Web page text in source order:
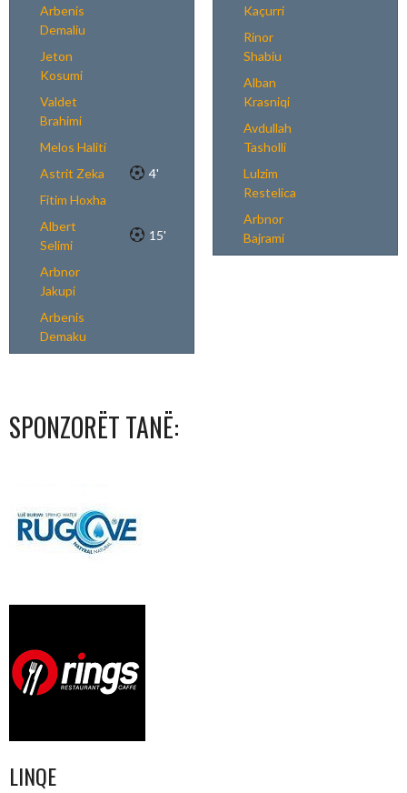
Arbenis
Demaliu
Jeton
Kosumi
Valdet
Brahimi
Melos Haliti
Astrit Zeka
4'
Fitim Hoxha
Albert
Selimi
15'
Arbnor
Jakupi
Arbenis
Demaku
Kaçurri
Rinor
Shabiu
Alban
Krasniqi
Avdullah
Tasholli
Lulzim
Restelica
Arbnor
Bajrami
SPONZORËT TANË:
LINQE